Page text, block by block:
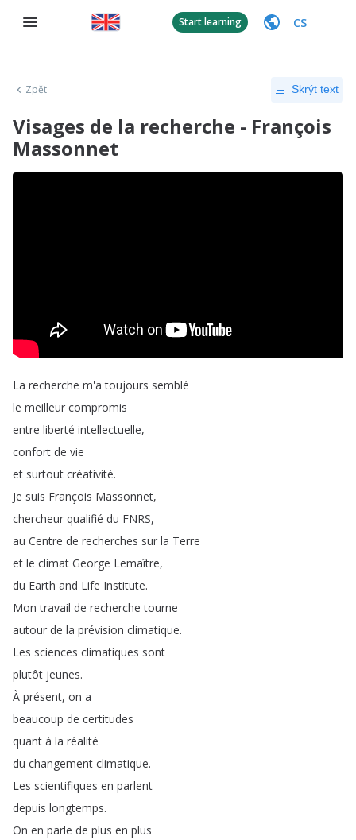
Start learning CS
Zpět Skrýt text
Visages de la recherche - François
Massonnet
La recherche m'a toujours semblé
le meilleur compromis
entre liberté intellectuelle,
confort de vie
et surtout créativité.
Je suis François Massonnet,
chercheur qualifié du FNRS,
au Centre de recherches sur la Terre
et le climat George Lemaître,
du Earth and Life Institute.
Mon travail de recherche tourne
autour de la prévision climatique.
Les sciences climatiques sont
plutôt jeunes.
À présent, on a
beaucoup de certitudes
quant à la réalité
du changement climatique.
Les scientifiques en parlent
depuis longtemps.
On en parle de plus en plus